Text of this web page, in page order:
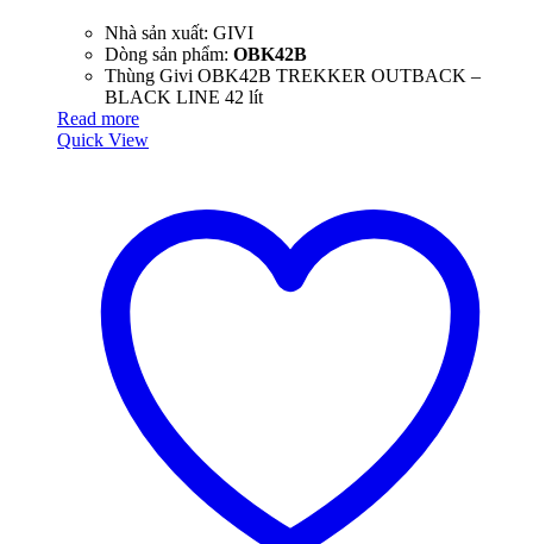
Nhà sản xuất: GIVI
Dòng sản phẩm: OBK42B
Thùng Givi OBK42B TREKKER OUTBACK –
BLACK LINE 42 lít
Read more
Quick View